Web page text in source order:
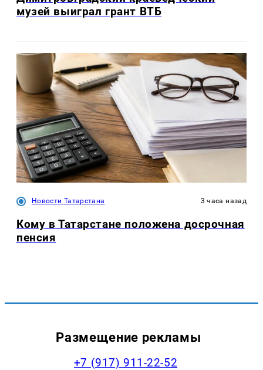
музей выиграл грант ВТБ
Новости Татарстана 3 часа назад
Кому в Татарстане положена досрочная
пенсия
Размещение рекламы
+7 (917) 911-22-52